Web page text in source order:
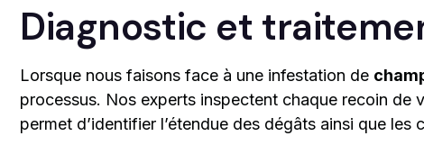
Diagnostic et
Lorsque nous faisons face à une infestation de
processus. Nos experts inspectent chaque recoin
permet d’identifier l’étendue des dégâts ainsi que les